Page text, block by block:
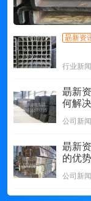
朂新资
行业新闻
朂新
何解
公司新闻
朂新
的优
公司新闻